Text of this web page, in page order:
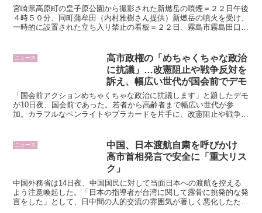
被害を懸念「早く収まって」
宮崎県高原町の皇子原公園から撮影された新燃岳の噴煙＝２２日午後
４時５０分、同町蒲牟田（内村雅樹さん提供）新燃岳の噴火を受け、
一時的に設置された立ち入り禁止の看板＝２２日、霧島市霧島田口の
ニュース
高市政権の「めちゃくちゃな政治
に抗議」…改憲阻止や戦争反対を
訴え、幅広い世代が国会前でデモ
「国会前アクションめちゃくちゃな政治に抗議します」と題したデモ
が10日夜、国会前であった。若者から高齢者まで幅広い世代が参
加。カラフルなペンライトやプラカードを片手に、改憲阻止や戦争反
ニュース
中国、日本渡航自粛を呼びかけ
高市首相発言で安全に「重大リス
ク」
中国外務省は14日夜、中国国民に対して当面日本への渡航を控える
よう注意喚起した。「日本の指導者が台湾に関して露骨に挑発的な発
言をした」として、日中間の人的交流の雰囲気が著しく悪化したた